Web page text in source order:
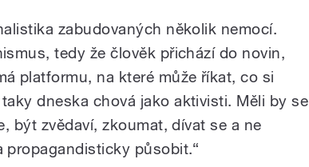
zabudovaných několik nemocí.
tedy že člověk přichází do novin,
platformu, na které může říkat, co si
dneska chová jako aktivisti. Měli by se
být zvědaví, zkoumat, dívat se a ne
propagandisticky působit.“